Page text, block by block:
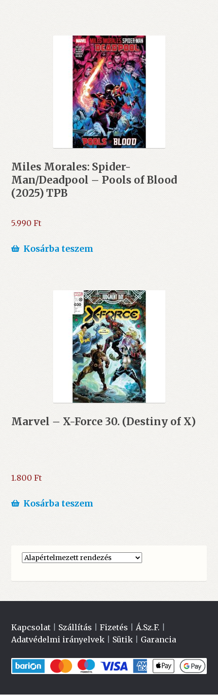
Miles Morales: Spider-
Man/Deadpool – Pools of Blood
(2025) TPB
5.990 Ft
Kosárba teszem
Marvel – X-Force 30. (Destiny of X)
1.800 Ft
Kosárba teszem
Kapcsolat| Szállítás Fizetés Á.Sz.F.
Adatvédelmi irányelvek| Sütik| Garancia